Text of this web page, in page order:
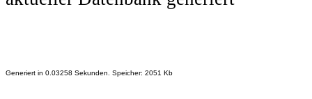
Generiert in 0.03258 Sekunden. Speicher: 2051 Kb